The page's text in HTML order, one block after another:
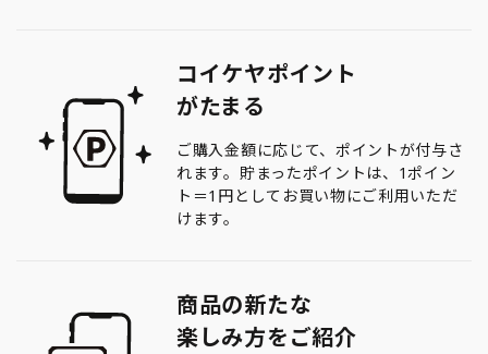
コイケヤポイント
がたまる
ご購入金額に応じて、ポイントが付与さ
れます。貯まったポイントは、1ポイン
ト＝1円としてお買い物にご利用いただ
けます。
商品の新たな
楽しみ方をご紹介